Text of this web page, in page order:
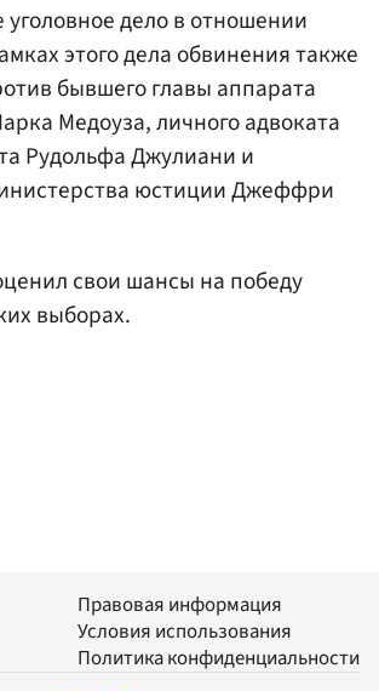
уголовное дело в отношении
этого дела обвинения также
бывшего главы аппарата
Медоуза, личного адвоката
Рудольфа Джулиани и
юстиции Джеффри
свои шансы на победу
выборах.
Правовая информация
Условия использования
Политика конфиденциальности